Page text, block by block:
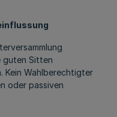
guten Sitten
Kein Wahlberechtigter
oder passiven